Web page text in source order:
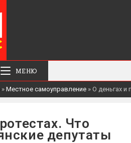
МЕНЮ
» Местное самоуправление » О деньгах и
Что
депутаты